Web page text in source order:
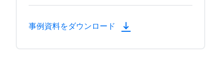
事例資料をダウンロード